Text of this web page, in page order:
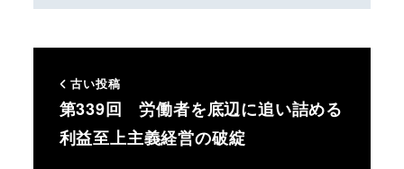
古い投稿
第339回 労働者を底辺に追い詰める
利益至上主義経営の破綻